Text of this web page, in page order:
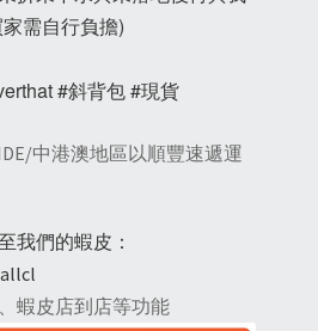
需自行負擔)
#斜背包 #現貨
中港澳地區以順豐速遞運
我們的蝦皮：
蝦皮店到店等功能